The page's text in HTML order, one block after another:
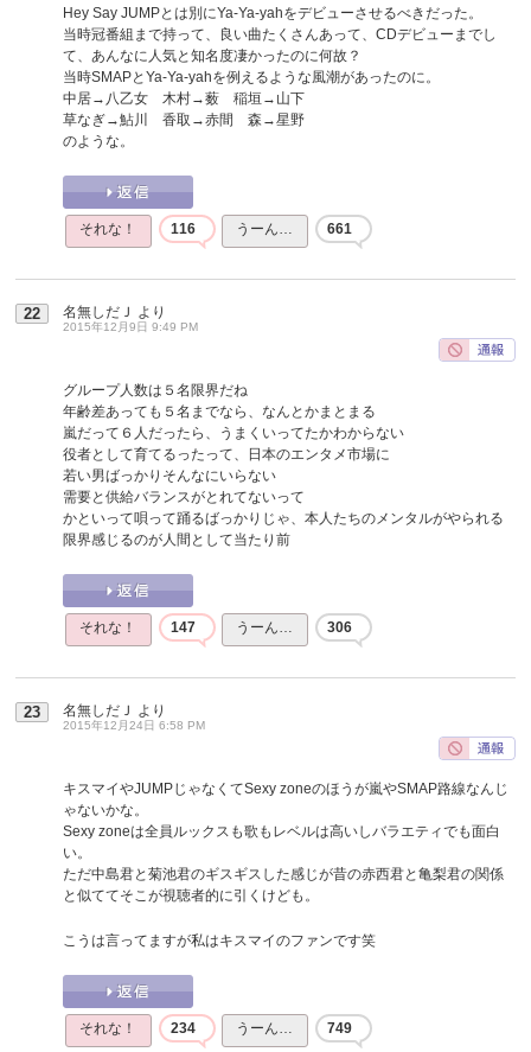
Hey Say JUMPとは別にYa-Ya-yahをデビューさせるべきだった。
当時冠番組まで持って、良い曲たくさんあって、CDデビューまでし
て、あんなに人気と知名度凄かったのに何故？
当時SMAPとYa-Ya-yahを例えるような風潮があったのに。
中居→八乙女 木村→薮 稲垣→山下
草なぎ→鮎川 香取→赤間 森→星野
のような。
それな！ 116 うーん… 661
22 名無しだＪ より
2015年12月9日 9:49 PM
グループ人数は５名限界だね
年齢差あっても５名までなら、なんとかまとまる
嵐だって６人だったら、うまくいってたかわからない
役者として育てるったって、日本のエンタメ市場に
若い男ばっかりそんなにいらない
需要と供給バランスがとれてないって
かといって唄って踊るばっかりじゃ、本人たちのメンタルがやられる
限界感じるのが人間として当たり前
それな！ 147 うーん… 306
23 名無しだＪ より
2015年12月24日 6:58 PM
キスマイやJUMPじゃなくてSexy zoneのほうが嵐やSMAP路線なんじ
ゃないかな。
Sexy zoneは全員ルックスも歌もレベルは高いしバラエティでも面白
い。
ただ中島君と菊池君のギスギスした感じが昔の赤西君と亀梨君の関係
と似ててそこが視聴者的に引くけども。
こうは言ってますが私はキスマイのファンです笑
それな！ 234 うーん… 749